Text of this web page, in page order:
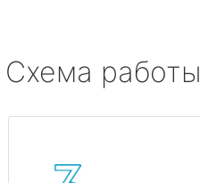
Схема работы